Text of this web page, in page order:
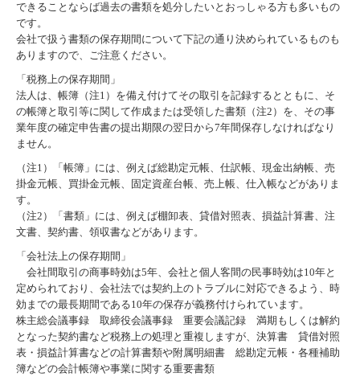
できることならば過去の書類を処分したいとおっしゃる方も多いもの
です。
会社で扱う書類の保存期間について下記の通り決められているものも
ありますので、ご注意ください。
「税務上の保存期間」
法人は、帳簿（注1）を備え付けてその取引を記録するとともに、そ
の帳簿と取引等に関して作成または受領した書類（注2）を、その事
業年度の確定申告書の提出期限の翌日から7年間保存しなければなり
ません。
（注1）「帳簿」には、例えば総勘定元帳、仕訳帳、現金出納帳、売
掛金元帳、買掛金元帳、固定資産台帳、売上帳、仕入帳などがありま
す。
（注2）「書類」には、例えば棚卸表、貸借対照表、損益計算書、注
文書、契約書、領収書などがあります。
「会社法上の保存期間」
会社間取引の商事時効は5年、会社と個人客間の民事時効は10年と
定められており、会社法では契約上のトラブルに対応できるよう、時
効までの最長期間である10年の保存が義務付けられています。
株主総会議事録 取締役会議事録 重要会議記録 満期もしくは解約
となった契約書など税務上の処理と重複しますが、決算書 貸借対照
表・損益計算書などの計算書類や附属明細書 総勘定元帳・各種補助
簿などの会計帳簿や事業に関する重要書類